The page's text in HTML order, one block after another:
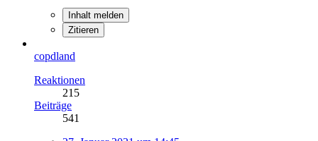
Inhalt melden
Zitieren
copdland
Reaktionen
215
Beiträge
541